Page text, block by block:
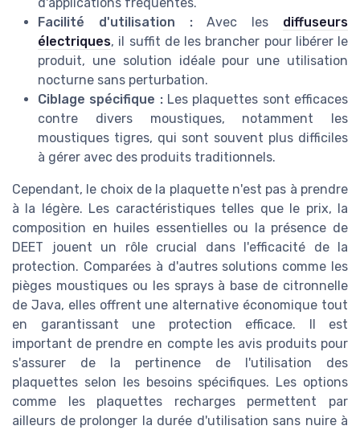
Facilité d'utilisation :Avec les diffuseurs
électriques, il suffit de les brancher pour libérer le
produit, une solution idéale pour une utilisation
nocturne sans perturbation.
Ciblage spécifique :Les plaquettes sont efficaces
contre divers moustiques, notamment les
moustiques tigres, qui sont souvent plus difficiles
à gérer avec des produits traditionnels.
Cependant, le choix de la plaquette n'est pas à prendre
à la légère. Les caractéristiques telles que le prix, la
composition en huiles essentielles ou la présence de
DEET jouent un rôle crucial dans l'efficacité de la
protection. Comparées à d'autres solutions comme les
pièges moustiques ou les sprays à base de citronnelle
de Java, elles offrent une alternative économique tout
en garantissant une protection efficace. Il est
important de prendre en compte les avis produits pour
s'assurer de la pertinence de l'utilisation des
plaquettes selon les besoins spécifiques. Les options
comme les plaquettes recharges permettent par
ailleurs de prolonger la durée d'utilisation sans nuire à